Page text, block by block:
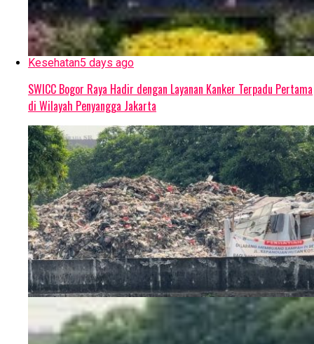
Kesehatan5 days ago
SWICC Bogor Raya Hadir dengan Layanan Kanker Terpadu Pertama
di Wilayah Penyangga Jakarta